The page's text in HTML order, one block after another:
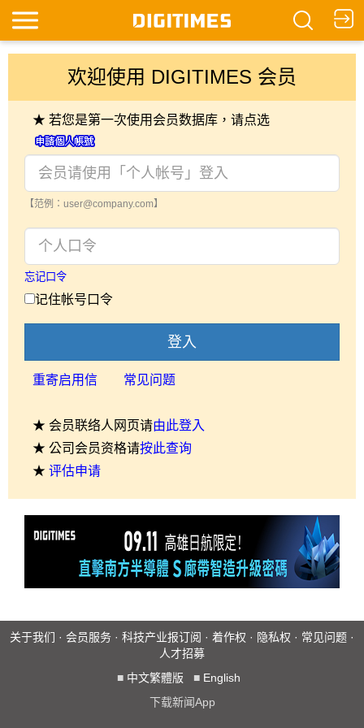
欢迎使用 DIGITIMES 会员
★ 若您是第一次使用会员数据库，请点选
【范例：user@company.com】
忘记口令
记住帐号口令
登入
重寄启用信 常见问题
★ 会员联络人网页请由此登入
★ 公司会员资格请按此查询
★ 评估申请
关于我们 · 会员服务 · 科技产业报订阅 · 着作权 · 隐私权 · 常见问题 ·
人才招募
■ 中文繁體版 ■ English
下载新闻App